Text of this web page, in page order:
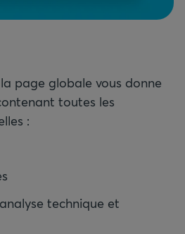
page globale vous donne
toutes les
:
technique et